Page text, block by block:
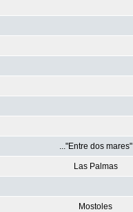
..."Entre dos mares"
Las Palmas
Mostoles